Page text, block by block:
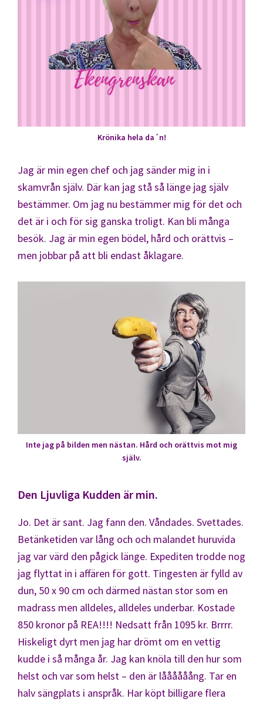
Krönika hela da´n!
Jag är min egen chef och jag sänder mig in i
skamvrån själv. Där kan jag stå så länge jag själv
bestämmer. Om jag nu bestämmer mig för det och
det är i och för sig ganska troligt. Kan bli många
besök. Jag är min egen bödel, hård och orättvis –
men jobbar på att bli endast åklagare.
Inte jag på bilden men nästan. Hård och orättvis mot mig
själv.
Den Ljuvliga Kudden är min.
Jo. Det är sant. Jag fann den. Våndades. Svettades.
Betänketiden var lång och och malandet huruvida
jag var värd den pågick länge. Expediten trodde nog
jag flyttat in i affären för gott. Tingesten är fylld av
dun, 50 x 90 cm och därmed nästan stor som en
madrass men alldeles, alldeles underbar. Kostade
850 kronor på REA!!!! Nedsatt från 1095 kr. Brrrr.
Hiskeligt dyrt men jag har drömt om en vettig
kudde i så många år. Jag kan knöla till den hur som
helst och var som helst – den är låååååång. Tar en
halv sängplats i anspråk. Har köpt billigare flera